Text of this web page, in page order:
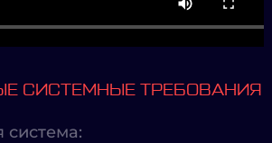
СИСТЕМНЫЕ ТРЕБОВАНИЯ